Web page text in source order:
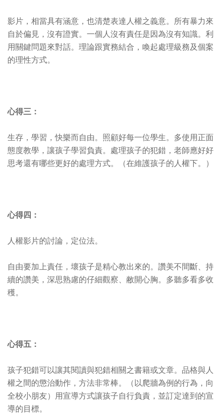
影片，相當具有涵意，也清楚表達人權之義意。所有暴力來
自於偏見，沒有證實。一個人沒有責任是因為沒有知識。利
用關鍵問題來對話。理論跟實務結合，喚起處理級務及個案
的理性方式。
心得三：
生存，學習，快樂而自由。照顧好每一位學生。多使用正面
態度教學，讓孩子學習負責。處理孩子的犯錯，老師應好好
思考還有哪些更好的處理方式。（在維護孩子的人權下。）
心得四：
人權影片的討論，定位法。
自由要加上責任，壞孩子是精心教出來的。讚美不間斷、持
續的讚美，深思熟慮的仔細觀察、敝開心胸。多聽多看多收
穫。
心得五：
孩子犯錯可以讓其閱讀與犯錯相關之書籍或文章。品格與人
權之間的懲治動作，方法非常棒。（以爬牆為例的行為，向
全校小朋友）用宣導方式讓孩子自行負責，並訂定達到的宣
導的目標。